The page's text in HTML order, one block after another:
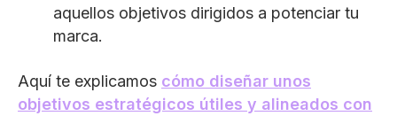
aquellos objetivos dirigidos a potenciar tu
marca.
Aquí te explicamos cómo diseñar unos
objetivos estratégicos útiles y alineados con